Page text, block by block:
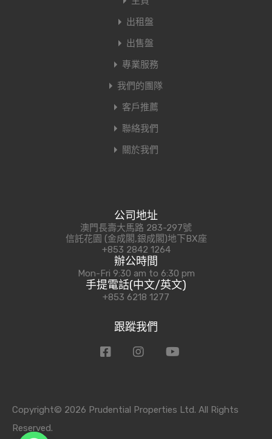
出租盤
出售盤
專業服務
我們的團隊
客戶推薦
聯絡我們
關於我們
公司地址
澳門長壽大馬路 283-297號
信託花園 (金成閣,銀成閣)地下BX座
+853 2842 1264
辦公時間
Mon-Fri 9:30 am to 6:30 pm
手提電話(中文/英文)
+853 6218 1277
跟蹤我們
Copyright© 2026 Prudential Properties Ltd. All Rights
Reserved.